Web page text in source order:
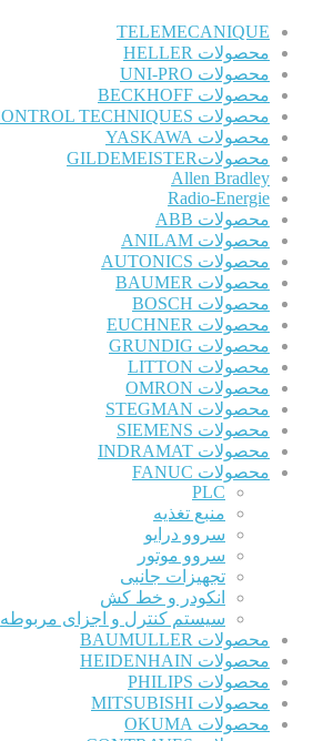
TELEMECANIQUE
محصولات HELLER
محصولات UNI-PRO
محصولات BECKHOFF
محصولات CONTROL TECHNIQUES
محصولات YASKAWA
محصولاتGILDEMEISTER
Allen Bradley
Radio-Energie
محصولات ABB
محصولات ANILAM
محصولات AUTONICS
محصولات BAUMER
محصولات BOSCH
محصولات EUCHNER
محصولات GRUNDIG
محصولات LITTON
محصولات OMRON
محصولات STEGMAN
محصولات SIEMENS
محصولات INDRAMAT
محصولات FANUC
PLC
منبع تغذیه
سروو درایو
سروو موتور
تجهیزات جانبی
انکودر و خط کش
سیستم کنترل و اجزای مربوطه
محصولات BAUMULLER
محصولات HEIDENHAIN
محصولات PHILIPS
محصولات MITSUBISHI
محصولات OKUMA